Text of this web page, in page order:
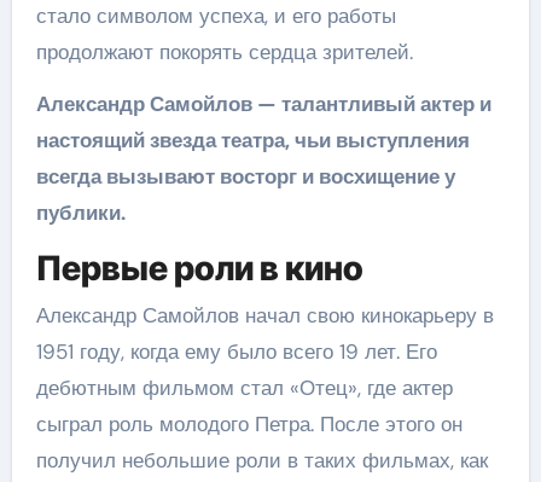
стало символом успеха, и его работы
продолжают покорять сердца зрителей.
Александр Самойлов — талантливый актер и
настоящий звезда театра, чьи выступления
всегда вызывают восторг и восхищение у
публики.
Первые роли в кино
Александр Самойлов начал свою кинокарьеру в
1951 году, когда ему было всего 19 лет. Его
дебютным фильмом стал «Отец», где актер
сыграл роль молодого Петра. После этого он
получил небольшие роли в таких фильмах, как